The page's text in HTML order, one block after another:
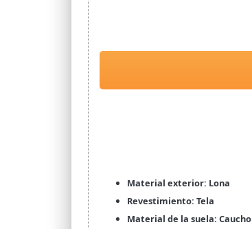
Material exterior: Lona
Revestimiento: Tela
Material de la suela: Caucho